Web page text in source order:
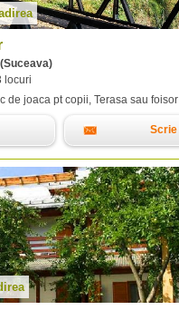
locuri
de joaca pt copii, Terasa sau foisor
Scrie